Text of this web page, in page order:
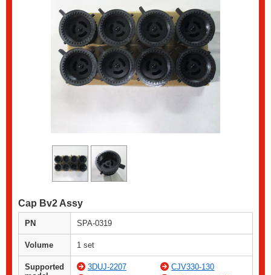
Cap Bv2 Assy
PN SPA-0319
Volume 1 set
Supported
3DUJ-2207
CJV330-130